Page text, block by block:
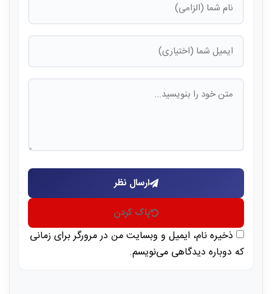
ارسال نظر
پاک کردن
ذخیره نام، ایمیل و وبسایت من در مرورگر برای زمانی
که دوباره دیدگاهی می‌نویسم.